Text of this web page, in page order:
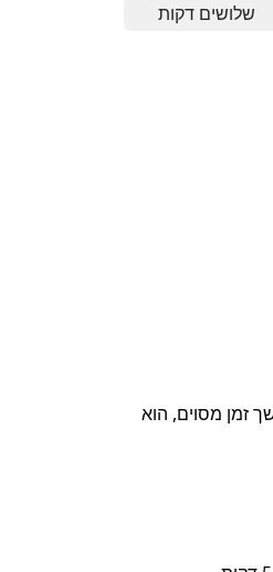
חינם, תומך בתצוגה מלאה
מדיטציה-
וחשיבה מעמיקה
- שיטת פומודורו קלאסית, משפרת
שלושים דקות
שלושים דקות - מתאים
זמן מסוים, הוא